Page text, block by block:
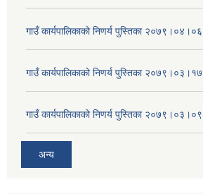
गाउँ कार्यपालिकाको निणर्य पुस्तिका २०७९।०४।०६
गाउँ कार्यपालिकाको निणर्य पुस्तिका २०७९।०३।१७
गाउँ कार्यपालिकाको निणर्य पुस्तिका २०७९।०३।०९
अन्य